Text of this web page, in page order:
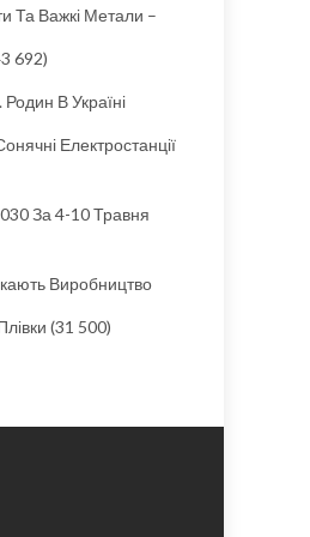
Та Важкі Метали –
692)
В Україні
Електростанції
За 4-10 Травня
Виробництво
(31 500)